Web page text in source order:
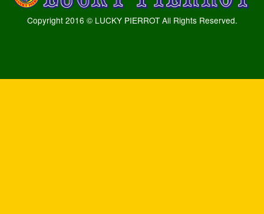
Copyright 2016 © LUCKY PIERROT All Rights Reserved.